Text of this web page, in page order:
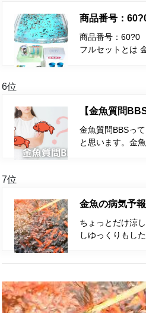
商品番号：
商品番号：60?0
フルセットとは
6位
【金魚質問
金魚質問BBSっ
と思います。金
7位
金魚の病気予報
ちょっとだけ涼
しゆっくりもし